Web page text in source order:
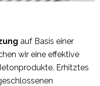
auf Basis einer
wir eine effektive
Erhitztes